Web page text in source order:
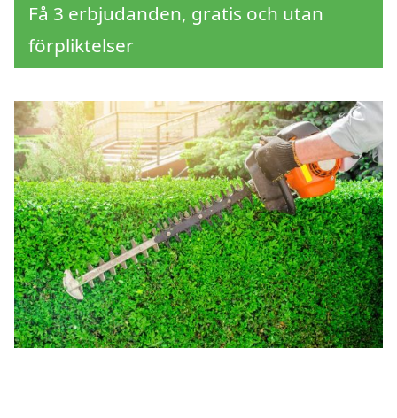
Få 3 erbjudanden, gratis och utan
förpliktelser